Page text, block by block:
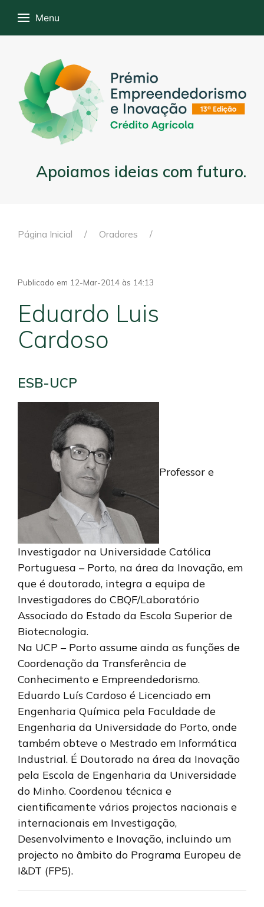
Menu
Apoiamos ideias com futuro.
Página Inicial Oradores
Publicado em 12-Mar-2014 às 14:13
Eduardo Luis
Cardoso
ESB-UCP
Professor e
Investigador na Universidade Católica
Portuguesa – Porto, na área da Inovação, em
que é doutorado, integra a equipa de
Investigadores do CBQF/Laboratório
Associado do Estado da Escola Superior de
Biotecnologia.
Na UCP – Porto assume ainda as funções de
Coordenação da Transferência de
Conhecimento e Empreendedorismo.
Eduardo Luís Cardoso é Licenciado em
Engenharia Química pela Faculdade de
Engenharia da Universidade do Porto, onde
também obteve o Mestrado em Informática
Industrial. É Doutorado na área da Inovação
pela Escola de Engenharia da Universidade
do Minho. Coordenou técnica e
cientificamente vários projectos nacionais e
internacionais em Investigação,
Desenvolvimento e Inovação, incluindo um
projecto no âmbito do Programa Europeu de
I&DT (FP5).